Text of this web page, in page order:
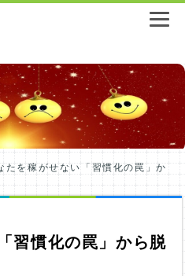
たを稼がせない「習慣化の罠」か
習慣化の罠」から脱